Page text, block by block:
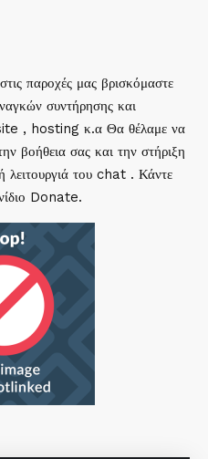
παροχές μας βρισκόμαστε
συντήρησης και
, hosting κ.α Θα θέλαμε να
βοήθεια σας και την στήριξη
λειτουργιά του chat . Κάντε
Donate.